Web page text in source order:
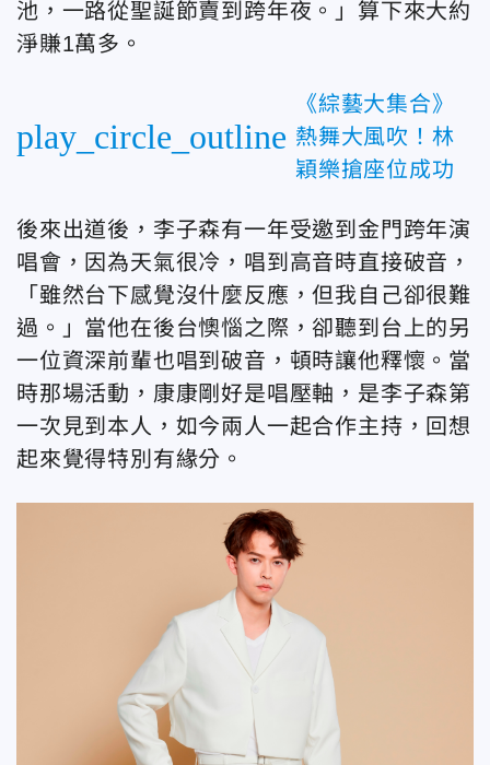
池，一路從聖誕節賣到跨年夜。」算下來大約
淨賺1萬多。
play_circle_outline
《綜藝大集合》
熱舞大風吹！林
穎樂搶座位成功
後來出道後，李子森有一年受邀到金門跨年演
唱會，因為天氣很冷，唱到高音時直接破音，
「雖然台下感覺沒什麼反應，但我自己卻很難
過。」當他在後台懊惱之際，卻聽到台上的另
一位資深前輩也唱到破音，頓時讓他釋懷。當
時那場活動，康康剛好是唱壓軸，是李子森第
一次見到本人，如今兩人一起合作主持，回想
起來覺得特別有緣分。